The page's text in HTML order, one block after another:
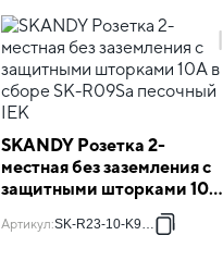
SKANDY Розетка 2-
местная без заземления с
защитными шторками 10А
песочный IEK
Артикул:SK-R23-10-K98-F